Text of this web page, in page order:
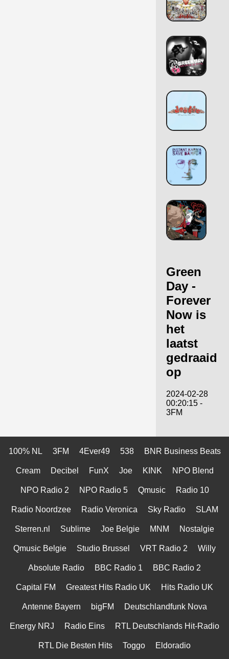
Green
Day -
Forever
Now is
het
laatst
gedraaid
op
2024-02-28
00:20:15 -
3FM
100% NL 3FM 4Ever49 538 BNR Business Beats
Cream Decibel FunX Joe KINK NPO Blend
NPO Radio 2 NPO Radio 5 Qmusic Radio 10
Radio Noordzee Radio Veronica Sky Radio SLAM
Sterren.nl Sublime Joe Belgie MNM Nostalgie
Qmusic Belgie Studio Brussel VRT Radio 2 Willy
Absolute Radio BBC Radio 1 BBC Radio 2
Capital FM Greatest Hits Radio UK Hits Radio UK
Antenne Bayern bigFM Deutschlandfunk Nova
Energy NRJ Radio Eins RTL Deutschlands Hit-Radio
RTL Die Besten Hits Toggo Eldoradio